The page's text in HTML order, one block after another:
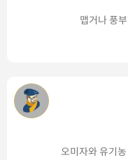
맵거나 풍
오미자와 유기